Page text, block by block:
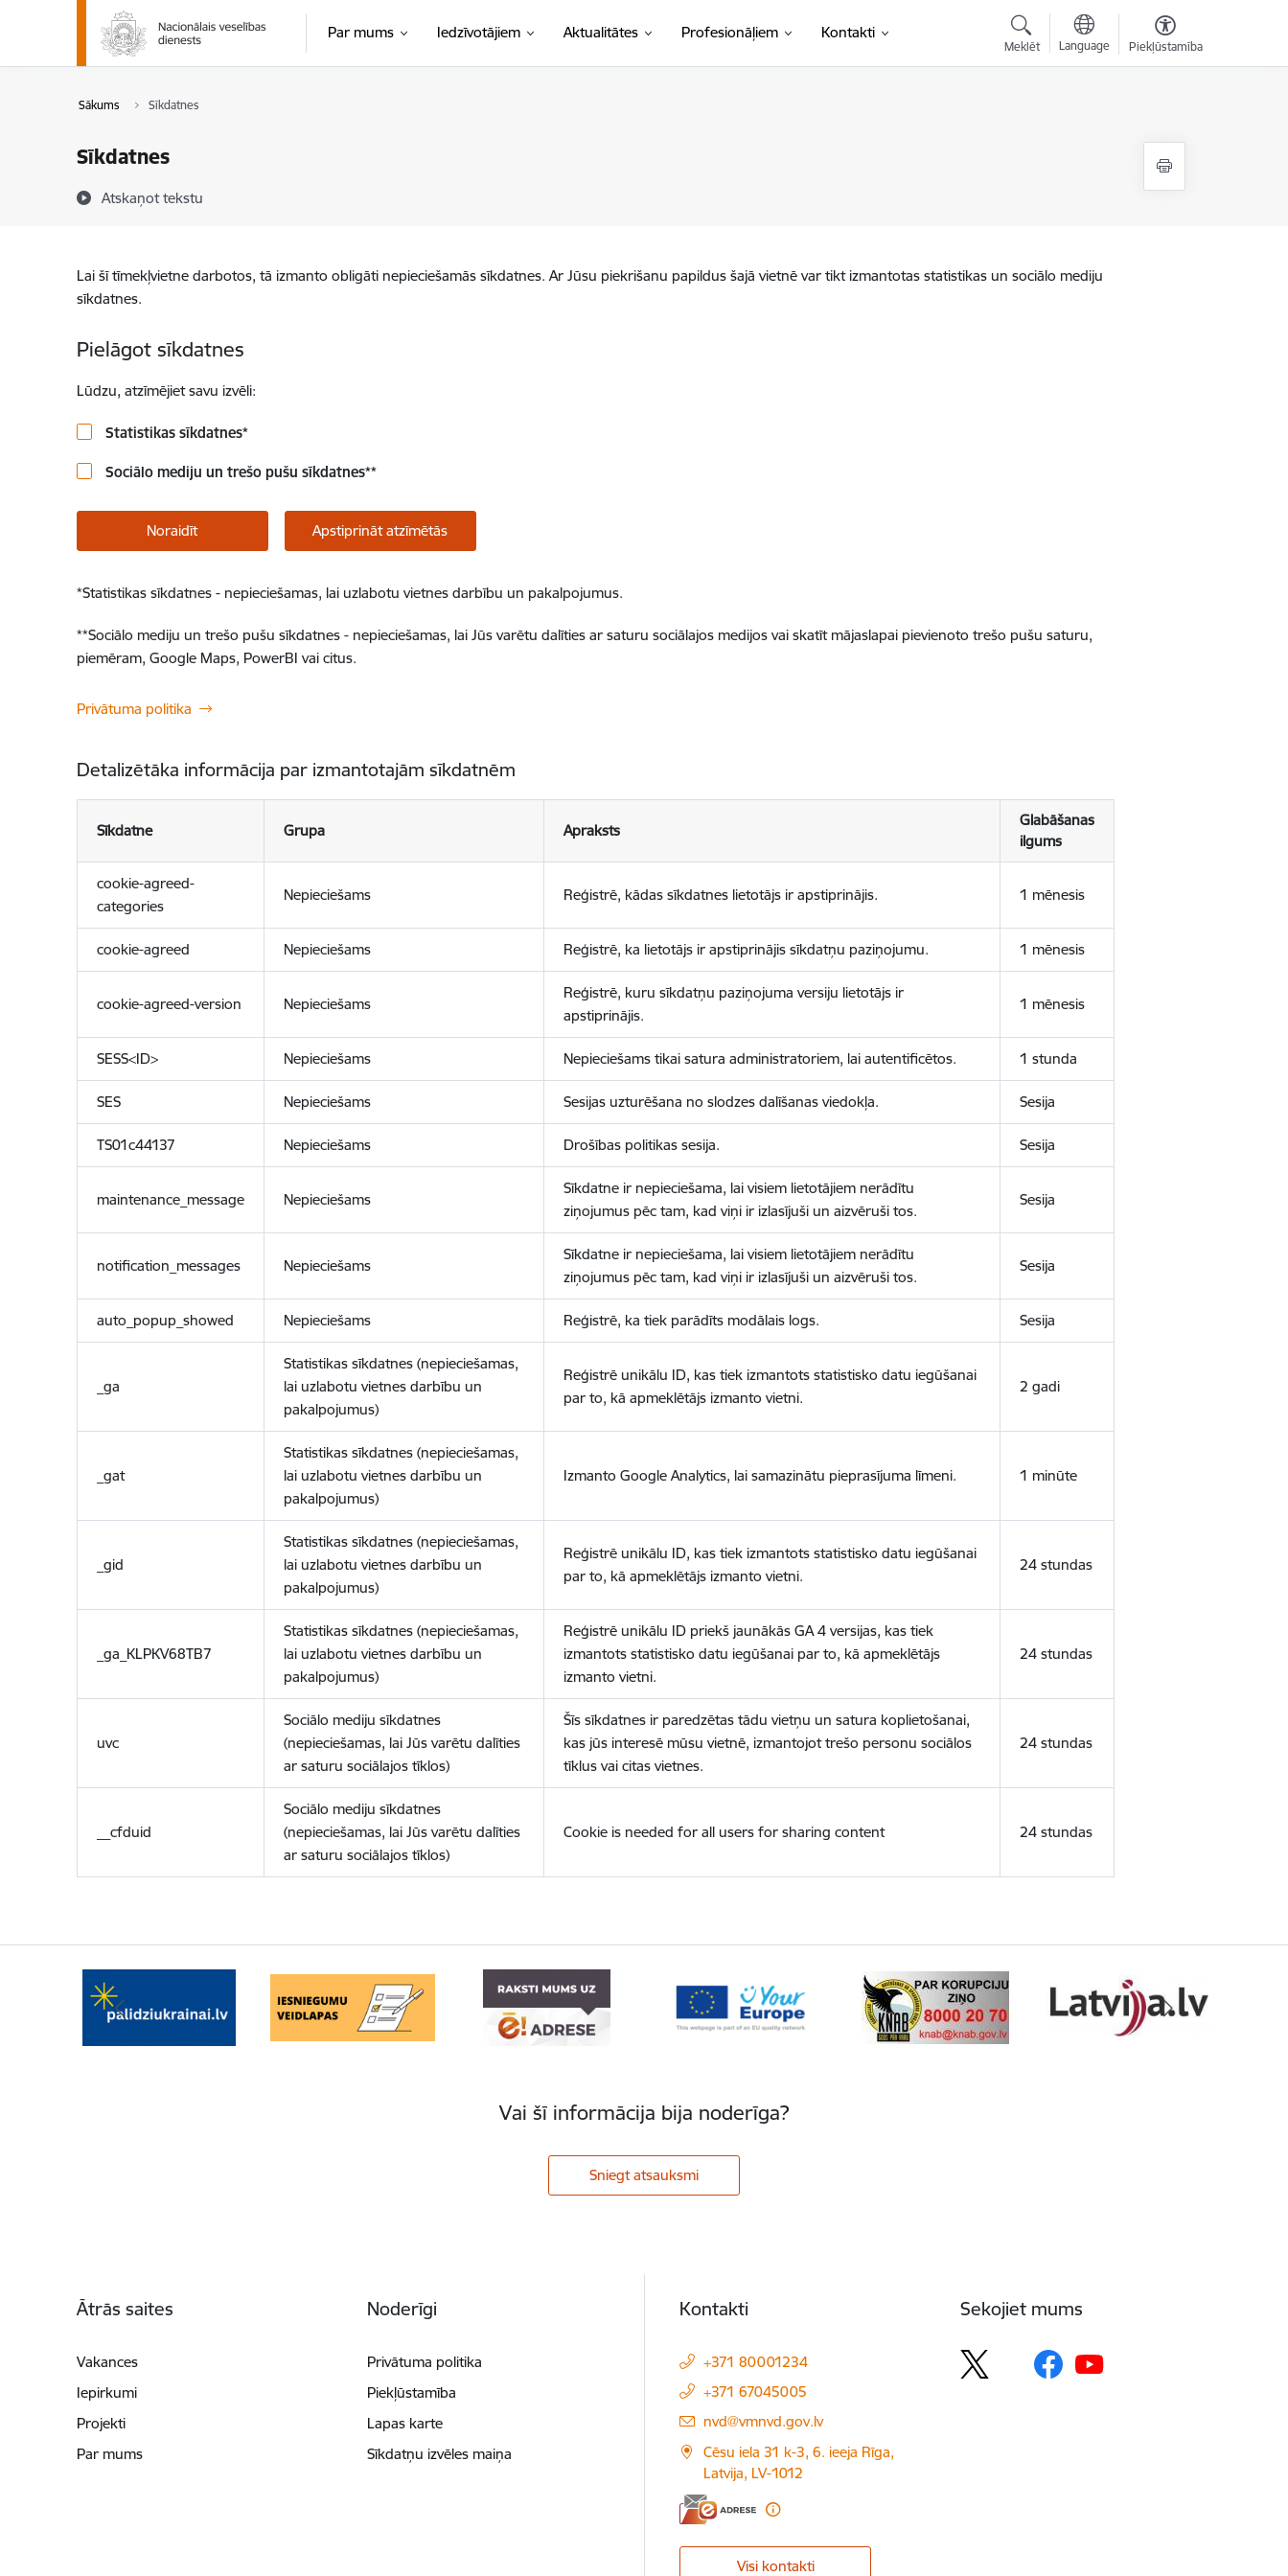
Pāriet uz lapas saturu
Par mums Iedzīvotājiem Aktualitātes Profesionāļiem Kontakti
Meklēt Language Piekļūstamība
Sākums Sīkdatnes
Sīkdatnes
Atskaņot tekstu
Lai šī tīmekļvietne darbotos, tā izmanto obligāti nepieciešamās sīkdatnes. Ar Jūsu piekrišanu papildus šajā vietnē var tikt izmantotas statistikas un sociālo mediju
sīkdatnes.
Pielāgot sīkdatnes
Lūdzu, atzīmējiet savu izvēli:
Statistikas sīkdatnes*
Sociālo mediju un trešo pušu sīkdatnes**
Noraidīt Apstiprināt atzīmētās
*Statistikas sīkdatnes - nepieciešamas, lai uzlabotu vietnes darbību un pakalpojumus.
**Sociālo mediju un trešo pušu sīkdatnes - nepieciešamas, lai Jūs varētu dalīties ar saturu sociālajos medijos vai skatīt mājaslapai pievienoto trešo pušu saturu,
piemēram, Google Maps, PowerBI vai citus.
Privātuma politika
Detalizētāka informācija par izmantotajām sīkdatnēm
Sīkdatne Grupa Apraksts
Glabāšanas
ilgums
cookie-agreed-
categories
Nepieciešams Reģistrē, kādas sīkdatnes lietotājs ir apstiprinājis. 1 mēnesis
cookie-agreed Nepieciešams Reģistrē, ka lietotājs ir apstiprinājis sīkdatņu paziņojumu. 1 mēnesis
cookie-agreed-version Nepieciešams
Reģistrē, kuru sīkdatņu paziņojuma versiju lietotājs ir
apstiprinājis.
1 mēnesis
SESS<ID> Nepieciešams Nepieciešams tikai satura administratoriem, lai autentificētos. 1 stunda
SES Nepieciešams Sesijas uzturēšana no slodzes dalīšanas viedokļa. Sesija
TS01c44137 Nepieciešams Drošības politikas sesija. Sesija
maintenance_message Nepieciešams
Sīkdatne ir nepieciešama, lai visiem lietotājiem nerādītu
ziņojumus pēc tam, kad viņi ir izlasījuši un aizvēruši tos.
Sesija
notification_messages Nepieciešams
Sīkdatne ir nepieciešama, lai visiem lietotājiem nerādītu
ziņojumus pēc tam, kad viņi ir izlasījuši un aizvēruši tos.
Sesija
auto_popup_showed Nepieciešams Reģistrē, ka tiek parādīts modālais logs. Sesija
_ga
Statistikas sīkdatnes (nepieciešamas,
lai uzlabotu vietnes darbību un
pakalpojumus)
Reģistrē unikālu ID, kas tiek izmantots statistisko datu iegūšanai
par to, kā apmeklētājs izmanto vietni.
2 gadi
_gat
Statistikas sīkdatnes (nepieciešamas,
lai uzlabotu vietnes darbību un
pakalpojumus)
Izmanto Google Analytics, lai samazinātu pieprasījuma līmeni. 1 minūte
_gid
Statistikas sīkdatnes (nepieciešamas,
lai uzlabotu vietnes darbību un
pakalpojumus)
Reģistrē unikālu ID, kas tiek izmantots statistisko datu iegūšanai
par to, kā apmeklētājs izmanto vietni.
24 stundas
_ga_KLPKV68TB7
Statistikas sīkdatnes (nepieciešamas,
lai uzlabotu vietnes darbību un
pakalpojumus)
Reģistrē unikālu ID priekš jaunākās GA 4 versijas, kas tiek
izmantots statistisko datu iegūšanai par to, kā apmeklētājs
izmanto vietni.
24 stundas
uvc
Sociālo mediju sīkdatnes
(nepieciešamas, lai Jūs varētu dalīties
ar saturu sociālajos tīklos)
Šīs sīkdatnes ir paredzētas tādu vietņu un satura koplietošanai,
kas jūs interesē mūsu vietnē, izmantojot trešo personu sociālos
tīklus vai citas vietnes.
24 stundas
__cfduid
Sociālo mediju sīkdatnes
(nepieciešamas, lai Jūs varētu dalīties
ar saturu sociālajos tīklos)
Cookie is needed for all users for sharing content 24 stundas
Vai šī informācija bija noderīga?
Sniegt atsauksmi
Ātrās saites
Vakances
Iepirkumi
Projekti
Par mums
Noderīgi
Privātuma politika
Piekļūstamība
Lapas karte
Sīkdatņu izvēles maiņa
Kontakti
+371 80001234
+371 67045005
E-pasts:
nvd@vmnvd.gov.lv
Cēsu iela 31 k-3, 6. ieeja Rīga,
Latvija, LV-1012
Visi kontakti
Sekojiet mums